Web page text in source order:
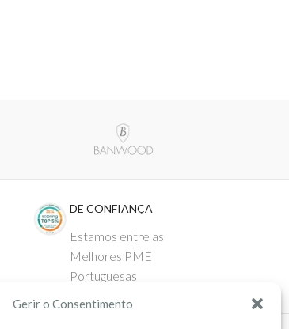
Gerir o Consentimento
DE CONFIANÇA
Estamos entre as
Melhores PME
Portuguesas